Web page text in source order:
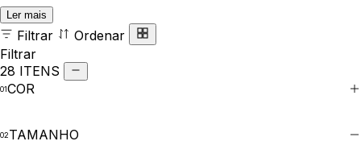
Ler mais
Filtrar
Ordenar
Filtrar
28 ITENS
COR
TAMANHO